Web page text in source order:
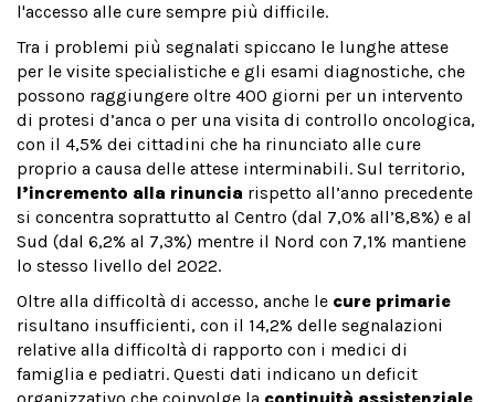
l'accesso alle cure sempre più difficile.
Tra i problemi più segnalati spiccano le lunghe attese
per le visite specialistiche e gli esami diagnostiche, che
possono raggiungere oltre 400 giorni per un intervento
di protesi d’anca o per una visita di controllo oncologica,
con il 4,5% dei cittadini che ha rinunciato alle cure
proprio a causa delle attese interminabili. Sul territorio,
l’incremento alla rinuncia rispetto all’anno precedente
si concentra soprattutto al Centro (dal 7,0% all’8,8%) e al
Sud (dal 6,2% al 7,3%) mentre il Nord con 7,1% mantiene
lo stesso livello del 2022.
Oltre alla difficoltà di accesso, anche le cure primarie
risultano insufficienti, con il 14,2% delle segnalazioni
relative alla difficoltà di rapporto con i medici di
famiglia e pediatri. Questi dati indicano un deficit